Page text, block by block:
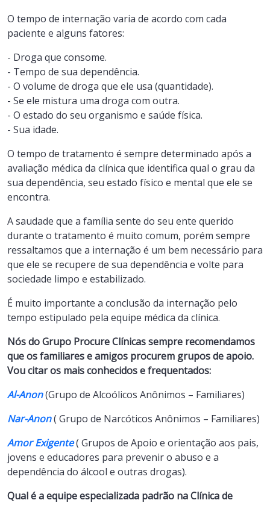
O tempo de internação varia de acordo com cada
paciente e alguns fatores:
- Droga que consome.
- Tempo de sua dependência.
- O volume de droga que ele usa (quantidade).
- Se ele mistura uma droga com outra.
- O estado do seu organismo e saúde física.
- Sua idade.
O tempo de tratamento é sempre determinado após a
avaliação médica da clínica que identifica qual o grau da
sua dependência, seu estado físico e mental que ele se
encontra.
A saudade que a família sente do seu ente querido
durante o tratamento é muito comum, porém sempre
ressaltamos que a internação é um bem necessário para
que ele se recupere de sua dependência e volte para
sociedade limpo e estabilizado.
É muito importante a conclusão da internação pelo
tempo estipulado pela equipe médica da clínica.
Nós do Grupo Procure Clínicas sempre recomendamos
que os familiares e amigos procurem grupos de apoio.
Vou citar os mais conhecidos e frequentados:
Al-Anon(Grupo de Alcoólicos Anônimos – Familiares)
Nar-Anon( Grupo de Narcóticos Anônimos – Familiares)
Amor Exigente( Grupos de Apoio e orientação aos pais,
jovens e educadores para prevenir o abuso e a
dependência do álcool e outras drogas).
Qual é a equipe especializada padrão na Clínica de